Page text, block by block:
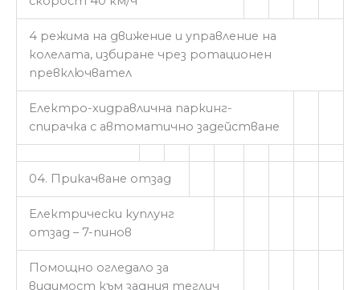
4 режима на движение и управление на
колелата, избиране чрез ротационен
превключвател
Електро-хидравлична паркинг-
спирачка с автоматично задействане
04. Прикачване отзад
Електрически куплунг
отзад – 7-пинов
Помощно огледало за
видимост към задния теглич